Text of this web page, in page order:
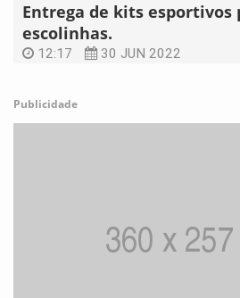
Entrega de kits esportivos
escolinhas.
12:17 30 JUN 2022
Publicidade